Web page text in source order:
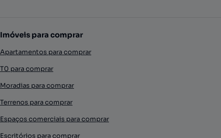
Imóveis para comprar
Apartamentos para comprar
T0 para comprar
Moradias para comprar
Terrenos para comprar
Espaços comerciais para comprar
Escritórios para comprar